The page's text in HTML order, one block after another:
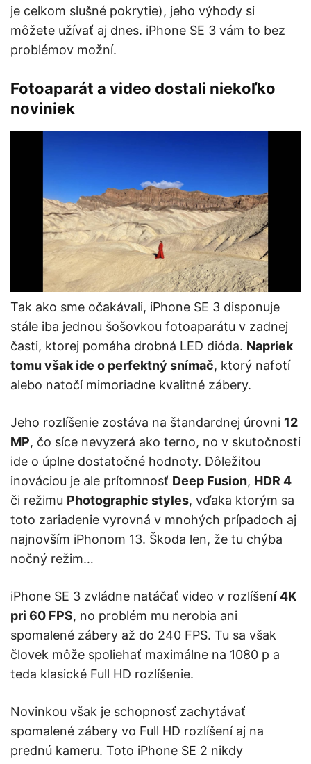
je celkom slušné pokrytie), jeho výhody si
môžete užívať aj dnes. iPhone SE 3 vám to bez
problémov možní.
Fotoaparát a video dostali niekoľko
noviniek
Tak ako sme očakávali, iPhone SE 3 disponuje
stále iba jednou šošovkou fotoaparátu v zadnej
časti, ktorej pomáha drobná LED dióda. Napriek
tomu však ide o perfektný snímač, ktorý nafotí
alebo natočí mimoriadne kvalitné zábery.
Jeho rozlíšenie zostáva na štandardnej úrovni 12
MP, čo síce nevyzerá ako terno, no v skutočnosti
ide o úplne dostatočné hodnoty. Dôležitou
inováciou je ale prítomnosť Deep Fusion, HDR 4
či režimu Photographic styles, vďaka ktorým sa
toto zariadenie vyrovná v mnohých prípadoch aj
najnovším iPhonom 13. Škoda len, že tu chýba
nočný režim…
iPhone SE 3 zvládne natáčať video v rozlíšení 4K
pri 60 FPS, no problém mu nerobia ani
spomalené zábery až do 240 FPS. Tu sa však
človek môže spoliehať maximálne na 1080 p a
teda klasické Full HD rozlíšenie.
Novinkou však je schopnosť zachytávať
spomalené zábery vo Full HD rozlíšení aj na
prednú kameru. Toto iPhone SE 2 nikdy